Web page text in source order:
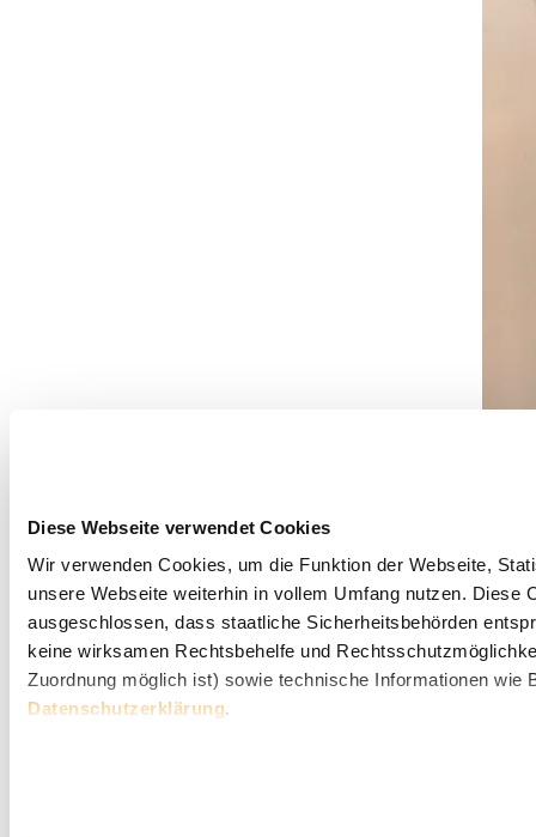
Diese Webseite verwendet Cookies
Wir verwenden Cookies, um die Funktion der Webseite,
unsere Webseite weiterhin in vollem Umfang nutzen.
ausgeschlossen, dass staatliche Sicherheitsbehörden
keine wirksamen Rechtsbehelfe und
Zuordnung möglich ist) sowie technische Informationen
Datenschutzerklärung.